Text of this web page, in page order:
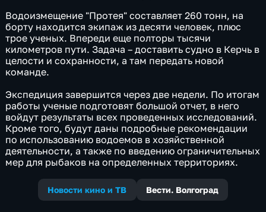
Водоизмещение "Протея" составляет 260 тонн, на
борту находится экипаж из десяти человек, плюс
трое ученых. Впереди еще полторы тысячи
километров пути. Задача – доставить судно в Керчь в
целости и сохранности, а там передать новой
команде.
Экспедиция завершится через две недели. По итогам
работы ученые подготовят большой отчет, в него
войдут результаты всех проведенных исследований.
Кроме того, будут даны подробные рекомендации
по использованию водоемов в хозяйственной
деятельности, а также по введению ограничительных
мер для рыбаков на определенных территориях.
Новости кино и ТВ Вести. Волгоград